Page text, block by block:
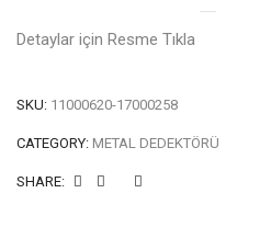
Detaylar için Resme Tıkla
SKU: 11000620-17000258
CATEGORY: METAL DEDEKTÖRÜ
SHARE: